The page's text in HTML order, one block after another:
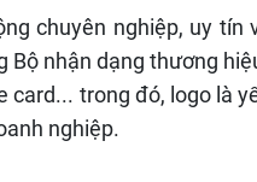
chuyên nghiệp, uy
Bộ nhận dạng thương
card... trong đó, logo là
nghiệp.